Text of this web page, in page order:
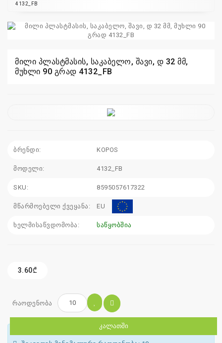
+995
511
4132_FB
მილი პლასტმასის, საკაბელო, შავი, დ 32 მმ,
მუხლი 90 გრად 4132_FB
ბრენდი: KOPOS
მოდელი: 4132_FB
SKU: 8595057617322
მწარმოებელი ქვეყანა: EU
ხელმისაწვდომობა: საწყობშია
3.60₾
რაოდენობა
ᲙᲐᲚᲐᲗᲨᲘ